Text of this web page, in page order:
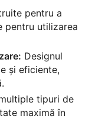
pentru a
pentru utilizarea
Designul
și eficiente,
tipuri de
maximă în